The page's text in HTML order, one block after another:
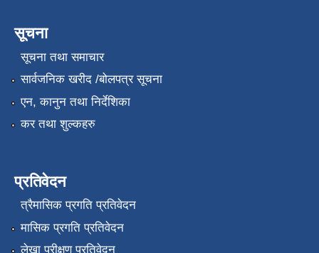
सूचना
सूचना तथा समाचार
सार्वजनिक खरीद /बोलपत्र सूचना
एन, कानुन तथा निर्देशिका
कर तथा शुल्कहरु
प्रतिवेदन
त्रैमासिक प्रगति प्रतिवेदन
मासिक प्रगति प्रतिवेदन
लेखा परीक्षण प्रतिवेदन